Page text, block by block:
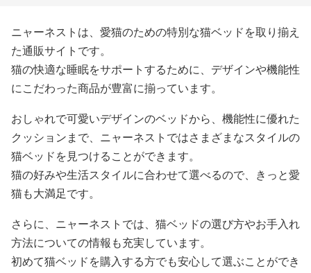
ニャーネストは、愛猫のための特別な猫ベッドを取り揃え
た通販サイトです。
猫の快適な睡眠をサポートするために、デザインや機能性
にこだわった商品が豊富に揃っています。
おしゃれで可愛いデザインのベッドから、機能性に優れた
クッションまで、ニャーネストではさまざまなスタイルの
猫ベッドを見つけることができます。
猫の好みや生活スタイルに合わせて選べるので、きっと愛
猫も大満足です。
さらに、ニャーネストでは、猫ベッドの選び方やお手入れ
方法についての情報も充実しています。
初めて猫ベッドを購入する方でも安心して選ぶことができ